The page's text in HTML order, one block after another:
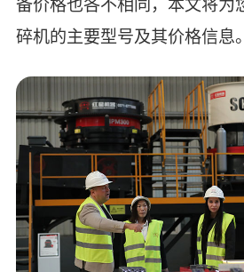
备价格也各不相同，本文将为
碎机的主要型号及其价格信息。